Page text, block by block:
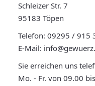
Schleizer Str. 7
95183 Töpen
Telefon: 09295 / 915
E-Mail:
Sie erreichen uns
Mo. - Fr. von 09.00